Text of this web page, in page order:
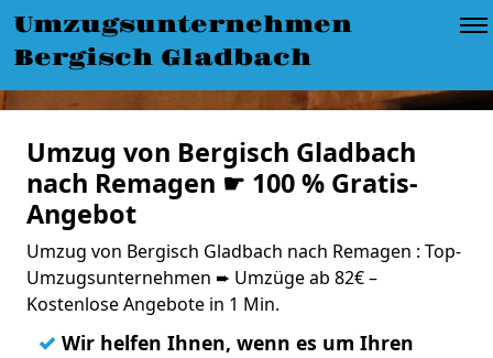
Umzugsunternehmen
Bergisch Gladbach
Umzug von Bergisch Gladbach
nach Remagen ☛ 100 % Gratis-
Angebot
Umzug von Bergisch Gladbach nach Remagen : Top-
Umzugsunternehmen ➨ Umzüge ab 82€ –
Kostenlose Angebote in 1 Min.
✓ Wir helfen Ihnen, wenn es um Ihren